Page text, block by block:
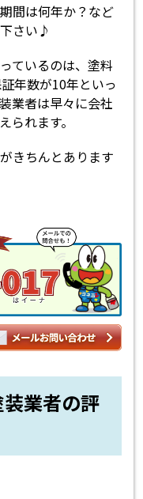
間は何年か？など
さい♪
ているのは、塗料
年数が10年といっ
業者は早々に会社
られます。
きちんとあります
業者の評